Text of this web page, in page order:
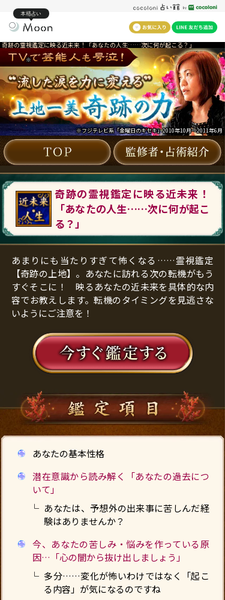
本格占い
奇跡の霊視鑑定に映る近未来！「あなたの人生……次に何が起こる？」
※
※フジテレビ系「金曜日のキセキ」2010年10月～2011年6月
奇跡の霊視鑑定に映る近未来！
「あなたの人生……次に何が起こ
る？」
あまりにも当たりすぎて怖くなる……霊視鑑定
【奇跡の上地】。あなたに訪れる次の転機がもう
すぐそこに！ 映るあなたの近未来を具体的な内
容でお教えします。転機のタイミングを見逃さな
いようにご注意を！
あなたの基本性格
潜在意識から読み解く「あなたの過去につ
いて」
あなたは、予想外の出来事に苦しんだ経
験はありませんか？
今、あなたの苦しみ・悩みを作っている原
因…「心の闇から抜け出しましょう」
多分……変化が怖いわけではなく「起こ
る内容」が気になるのですね